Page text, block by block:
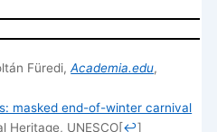
Füredi,Academia.edu,
masked end-of-winter carnival
Heritage, UNESCO[↩]